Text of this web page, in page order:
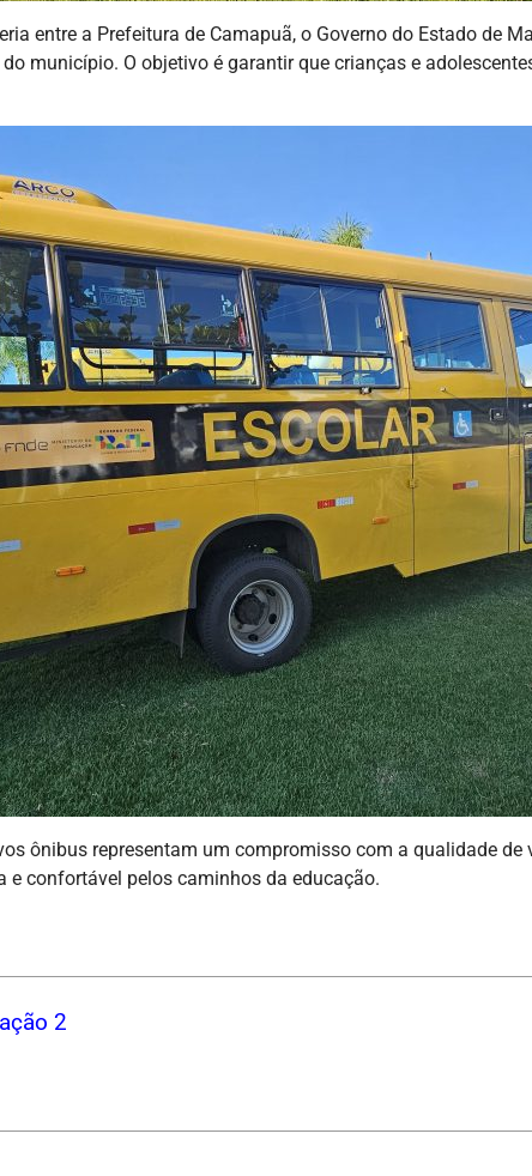
entre a Prefeitura de Camapuã, o Governo do Estado de
município. O objetivo é garantir que crianças e
ônibus representam um compromisso com a qualidade
e confortável pelos caminhos da educação.
2